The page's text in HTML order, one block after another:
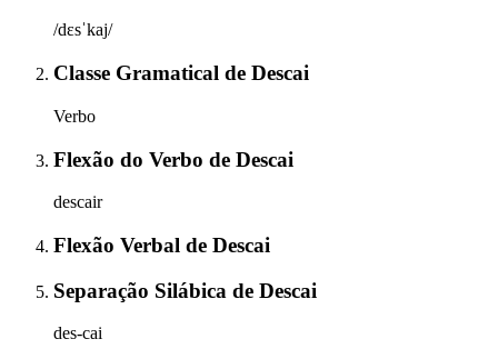
/dɛsˈkaj/
Classe Gramatical de Descai
Verbo
Flexão do Verbo de Descai
descair
Flexão Verbal de Descai
Separação Silábica de Descai
des-cai